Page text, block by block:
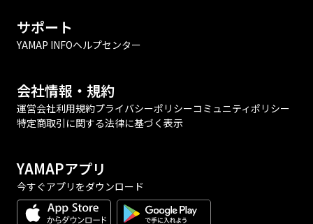
サポート
YAMAP INFOヘルプセンター
会社情報・規約
運営会社利用規約プライバシーポリシーコミュニティポリシー
特定商取引に関する法律に基づく表示
YAMAPアプリ
今すぐアプリをダウンロード